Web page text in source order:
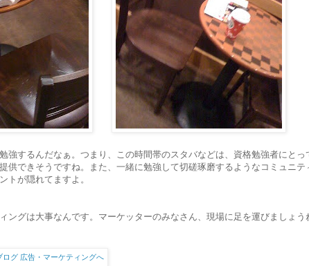
強するんだなぁ。つまり、この時間帯のスタバなどは、資格勉強者にと
供できそうですね。また、一緒に勉強して切磋琢磨するようなコミュニ
トが隠れてますよ。
ングは大事なんです。マーケッターのみなさん、現場に足を運びましょう